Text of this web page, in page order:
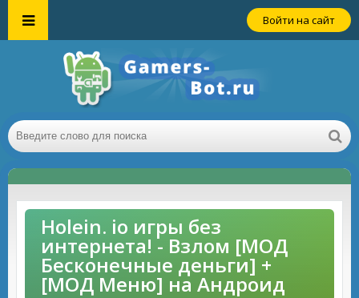
Войти на сайт
Holein. io игры без
интернета! - Взлом [МОД
Бесконечные деньги] +
[МОД Меню] на Андроид